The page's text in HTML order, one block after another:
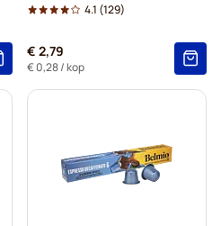
4.1 (129)
€ 2,79
€ 0,28/ kop